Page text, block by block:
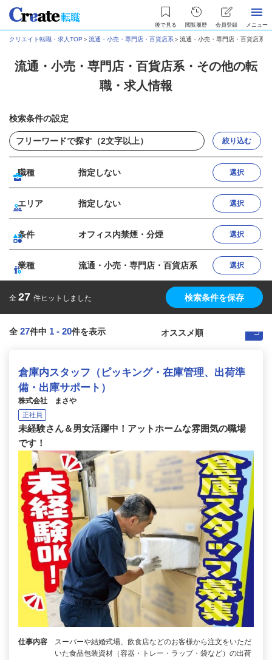
後で見る 閲覧履歴 会員登録 メニュー
クリエイト転職・求人TOP ＞流通・小売・専門店・百貨店系＞流通・小売・専門店・百貨店系
流通・小売・専門店・百貨店系・その他の転
職・求人情報
検索条件の設定
絞り込む
職種 指定しない 選択
エリア 指定しない 選択
条件 オフィス内禁煙・分煙 選択
業種 流通・小売・専門店・百貨店系 選択
全 27 件ヒットしました 検索条件を保存
全 27件中 1 - 20件を表示
倉庫内スタッフ（ピッキング・在庫管理、出荷準
備・出庫サポート）
株式会社 まさや
正社員
未経験さん＆男女活躍中！アットホームな雰囲気の職場
です！
仕事内容
スーパーや結婚式場、飲食店などのお客様から注文をいただ
いた食品包装資材（容器・トレー・ラップ・袋など）の出荷